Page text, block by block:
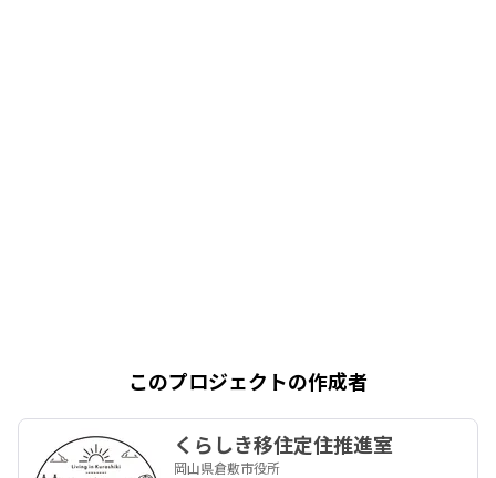
このプロジェクトの作成者
くらしき移住定住推進室
岡山県倉敷市役所